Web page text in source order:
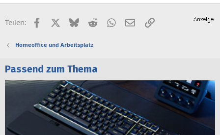
Teilen: FacebookX (Twitter)
BlueskyRedditWhatsApp
E-MailLink
Homeoffice und Arbeitsplatz
Passend zum Thema